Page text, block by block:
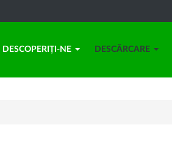
DESCOPERIȚI-NE DESCĂRCARE